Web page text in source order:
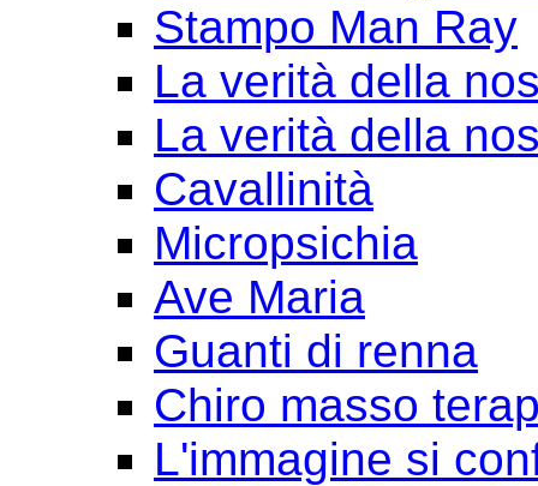
Stampo Man Ray
La verità della
La verità della
Cavallinità
Micropsichia
Ave Maria
Guanti di renna
Chiro masso
L'immagine si